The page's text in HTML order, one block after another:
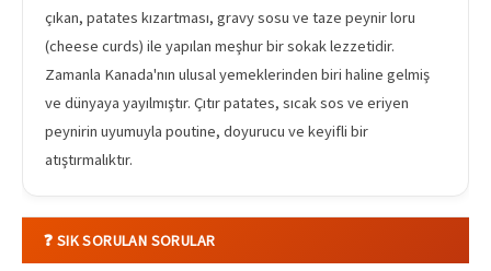
çıkan, patates kızartması, gravy sosu ve taze peynir loru
(cheese curds) ile yapılan meşhur bir sokak lezzetidir.
Zamanla Kanada'nın ulusal yemeklerinden biri haline gelmiş
ve dünyaya yayılmıştır. Çıtır patates, sıcak sos ve eriyen
peynirin uyumuyla poutine, doyurucu ve keyifli bir
atıştırmalıktır.
❓ SIK SORULAN SORULAR